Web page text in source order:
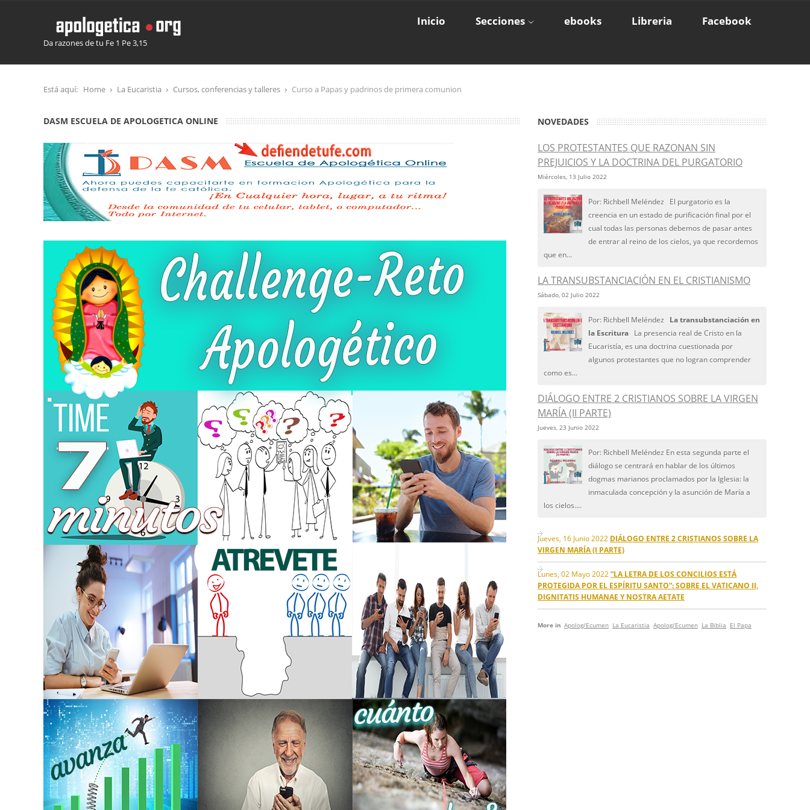
Da razones de tu Fe 1 Pe 3,15
Inicio Secciones ebooks Libreria Facebook
Está aquí: Home La Eucaristia Cursos, conferencias y talleres Curso a Papas y padrinos de primera comunion
DASM ESCUELA DE APOLOGETICA ONLINE NOVEDADES
LOS PROTESTANTES QUE RAZONAN SIN
PREJUICIOS Y LA DOCTRINA DEL PURGATORIO
Miércoles, 13 Julio 2022
Por: Richbell Meléndez El purgatorio es la
creencia en un estado de purificación final por el
cual todas las personas debemos de pasar antes
de entrar al reino de los cielos, ya que recordemos
que en...
LA TRANSUBSTANCIACIÓN EN EL CRISTIANISMO
Sábado, 02 Julio 2022
Por: Richbell Meléndez La transubstanciación en
la Escritura La presencia real de Cristo en la
Eucaristía, es una doctrina cuestionada por
algunos protestantes que no logran comprender
como es...
DIÁLOGO ENTRE 2 CRISTIANOS SOBRE LA VIRGEN
MARÍA (II PARTE)
Jueves, 23 Junio 2022
Por: Richbell Meléndez En esta segunda parte el
diálogo se centrará en hablar de los últimos
dogmas marianos proclamados por la Iglesia: la
inmaculada concepción y la asunción de María a
los cielos....
Jueves, 16 Junio 2022 DIÁLOGO ENTRE 2 CRISTIANOS SOBRE LA
VIRGEN MARÍA (I PARTE)
Lunes, 02 Mayo 2022 “LA LETRA DE LOS CONCILIOS ESTÁ
PROTEGIDA POR EL ESPÍRITU SANTO”: SOBRE EL VATICANO II,
DIGNITATIS HUMANAE Y NOSTRA AETATE
More in Apolog/Ecumen La Eucaristia Apolog/Ecumen La Biblia El Papa